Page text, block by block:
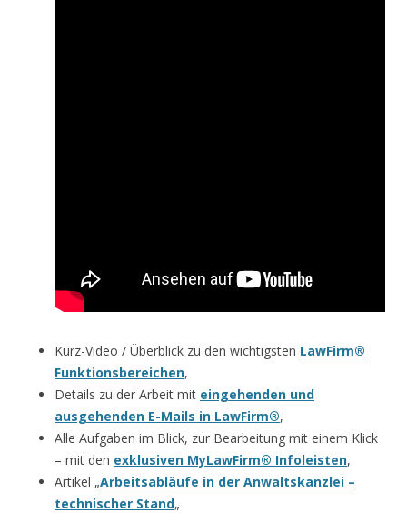
Kurz-Video / Überblick zu den wichtigsten LawFirm®
Funktionsbereichen,
Details zu der Arbeit mit eingehenden und
ausgehenden E-Mails in LawFirm®,
Alle Aufgaben im Blick, zur Bearbeitung mit einem Klick
– mit den exklusiven MyLawFirm® Infoleisten,
Artikel „Arbeitsabläufe in der Anwaltskanzlei –
technischer Stand„